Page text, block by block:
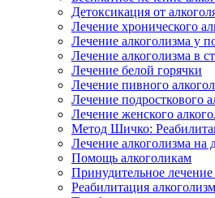
Детоксикация от
Лечение хронического
Лечение алкоголизма у
Лечение алкоголизма в
Лечение белой горячки
Лечение пивного
Лечение подросткового
Лечение женского
Метод Шичко:
Лечение алкоголизма на
Помощь алкоголикам
Принудительное лечение
Реабилитация